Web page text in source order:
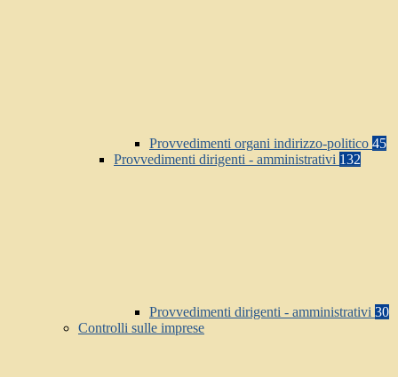
Provvedimenti organi indirizzo-politico 45
Provvedimenti dirigenti - amministrativi 132
Provvedimenti dirigenti - amministrativi 30
Controlli sulle imprese